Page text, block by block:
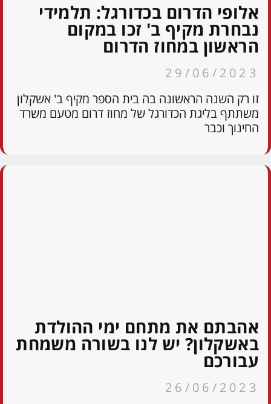
אלופי הדרום בכדורגל: תלמידי
נבחרת מקיף ב' זכו במקום
הראשון במחוז הדרום
29/06/2023
זו רק השנה הראשונה בה בית הספר מקיף ב' אשקלון
משתתף בליגת הכדורגל של מחוז דרום מטעם משרד
החינוך וכבר
אהבתם את מתחם ימי ההולדת
באשקלון? יש לנו בשורה משמחת
עבורכם
26/06/2023